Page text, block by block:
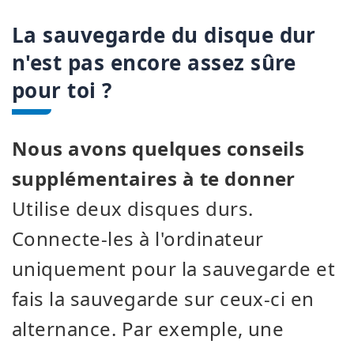
La sauvegarde du disque dur
n'est pas encore assez sûre
pour toi ?
Nous avons quelques conseils
supplémentaires à te donner
Utilise deux disques durs.
Connecte-les à l'ordinateur
uniquement pour la sauvegarde et
fais la sauvegarde sur ceux-ci en
alternance. Par exemple, une